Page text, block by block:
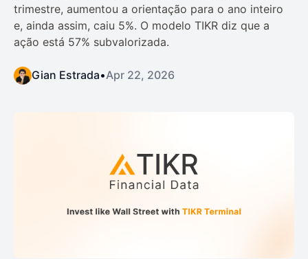
trimestre, aumentou a orientação para o ano inteiro
e, ainda assim, caiu 5%. O modelo TIKR diz que a
ação está 57% subvalorizada.
Gian Estrada•Apr 22, 2026